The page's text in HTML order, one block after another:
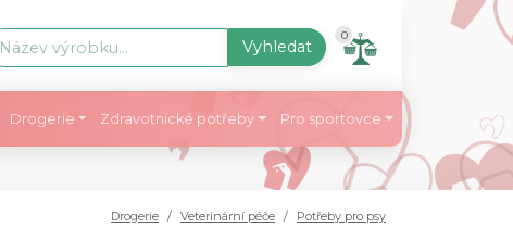
Vyhledat
0
Drogerie Zdravotnické potřeby Pro sportovce
Drogerie Veterinární péče Potřeby pro psy